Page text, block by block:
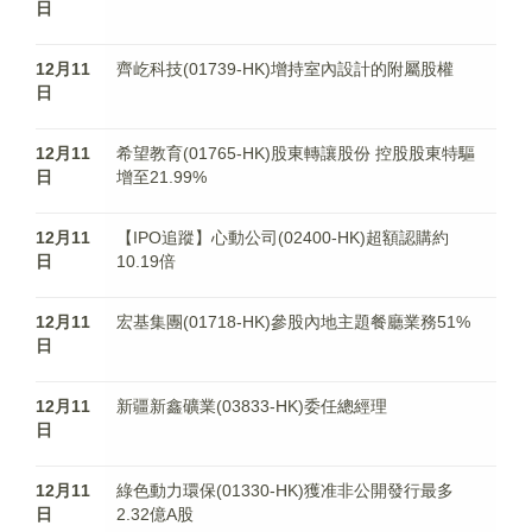
日
12月11
日
齊屹科技(01739-HK)增持室內設計的附屬股權
12月11
日
希望教育(01765-HK)股東轉讓股份 控股股東特驅
增至21.99%
12月11
日
【IPO追蹤】心動公司(02400-HK)超額認購約
10.19倍
12月11
日
宏基集團(01718-HK)參股內地主題餐廳業務51%
12月11
日
新疆新鑫礦業(03833-HK)委任總經理
12月11
日
綠色動力環保(01330-HK)獲准非公開發行最多
2.32億A股